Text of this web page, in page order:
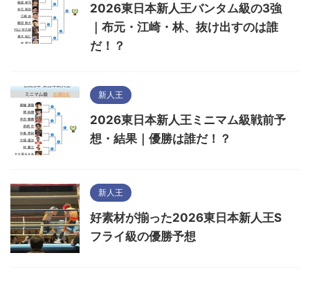
2026東日本新人王バンタム級の3強
｜布元・江崎・林、抜け出すのは誰
だ！？
新人王
2026東日本新人王ミニマム級戦前予
想・結果｜優勝は誰だ！？
新人王
好素材が揃った2026東日本新人王S
フライ級の優勝予想